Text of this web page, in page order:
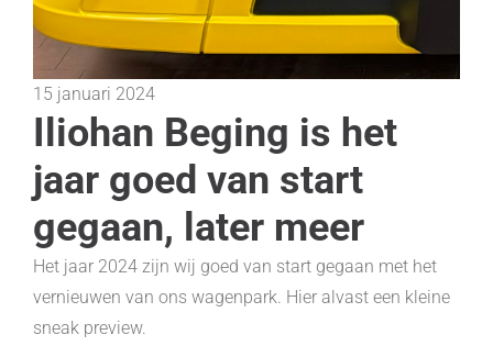
15 januari 2024
Iliohan Beging is het
jaar goed van start
gegaan, later meer
Het jaar 2024 zijn wij goed van start gegaan met het
vernieuwen van ons wagenpark. Hier alvast een kleine
sneak preview.